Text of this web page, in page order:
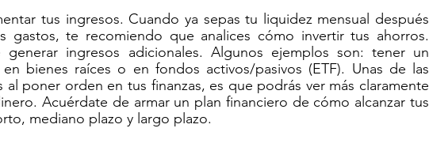
tus ingresos. Cuando ya sepas tu liquidez mensual después
gastos, te recomiendo que analices cómo invertir tus ahorros.
ingresos adicionales. Algunos ejemplos son: tener un
bienes raíces o en fondos activos/pasivos (ETF). Unas de las
al poner orden en tus finanzas, es que podrás ver más claramente
Acuérdate de armar un plan financiero de cómo alcanzar tus
mediano plazo y largo plazo.